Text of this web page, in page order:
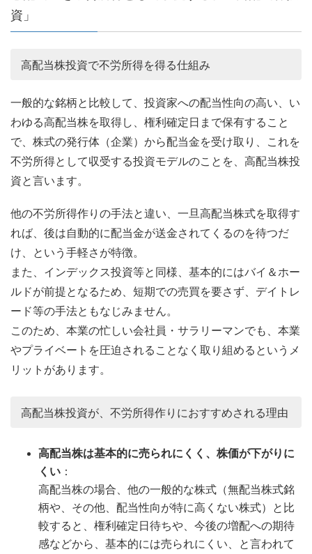
資」
高配当株投資で不労所得を得る仕組み
一般的な銘柄と比較して、投資家への配当性向の高い、い
わゆる高配当株を取得し、権利確定日まで保有すること
で、株式の発行体（企業）から配当金を受け取り、これを
不労所得として収受する投資モデルのことを、高配当株投
資と言います。
他の不労所得作りの手法と違い、一旦高配当株式を取得す
れば、後は自動的に配当金が送金されてくるのを待つだ
け、という手軽さが特徴。
また、インデックス投資等と同様、基本的にはバイ＆ホー
ルドが前提となるため、短期での売買を要さず、デイトレ
ード等の手法ともなじみません。
このため、本業の忙しい会社員・サラリーマンでも、本業
やプライベートを圧迫されることなく取り組めるというメ
リットがあります。
高配当株投資が、不労所得作りにおすすめされる理由
高配当株は基本的に売られにくく、株価が下がりに
くい ：
高配当株の場合、他の一般的な株式（無配当株式銘
柄や、その他、配当性向が特に高くない株式）と比
較すると、権利確定日待ちや、今後の増配への期待
感などから、基本的には売られにくい、と言われて